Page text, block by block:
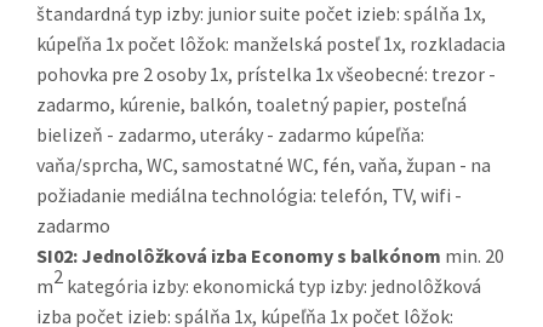
štandardná typ izby: junior suite počet izieb: spálňa 1x,
kúpeľňa 1x počet lôžok: manželská posteľ 1x, rozkladacia
pohovka pre 2 osoby 1x, prístelka 1x všeobecné: trezor -
zadarmo, kúrenie, balkón, toaletný papier, posteľná
bielizeň - zadarmo, uteráky - zadarmo kúpeľňa:
vaňa/sprcha, WC, samostatné WC, fén, vaňa, župan - na
požiadanie mediálna technológia: telefón, TV, wifi -
zadarmo
SI02: Jednolôžková izba Economy s balkónom min. 20
m2 kategória izby: ekonomická typ izby: jednolôžková
izba počet izieb: spálňa 1x, kúpeľňa 1x počet lôžok: